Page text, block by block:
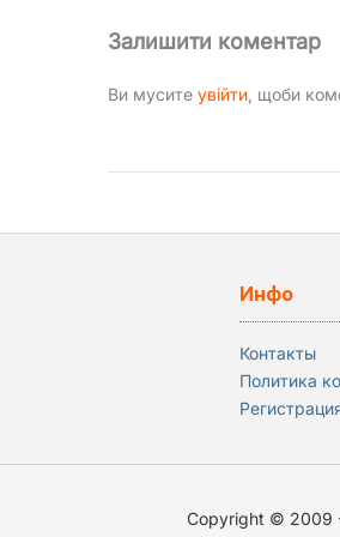
Залишити коментар
Ви мусите увійти , щоби
Инфо
Контакты
Политика
Copyright © 2009 -